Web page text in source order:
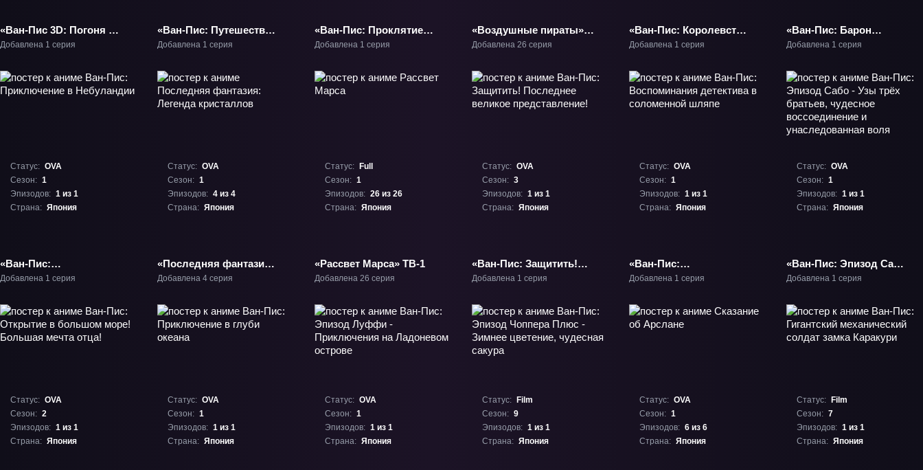
«Ван-Пис 3D: Погоня за
соломенной шляпой»
Добавлена 1 серия
«Ван-Пис: Путешествие
в один конец» Фильм-4
Добавлена 1 серия
«Ван-Пис: Проклятие
Святого Меча»
Добавлена 1 серия
«Воздушные пираты»
ТВ-1
Добавлена 26 серия
«Ван-Пис: Королевство
Чоппера на Острове
Животных» Фильм-3
Добавлена 1 серия
«Ван-Пис: Барон
Омацури и Секретный
Добавлена 1 серия
Статус: OVA
Сезон: 1
Эпизодов: 1 из 1
Страна: Япония
«Ван-Пис:
Приключение в
Добавлена 1 серия
Статус: OVA
Сезон: 1
Эпизодов: 4 из 4
Страна: Япония
«Последняя фантазия:
Легенда кристаллов»
Добавлена 4 серия
Статус:
Full
Сезон: 1
Эпизодов: 26 из 26
Страна: Япония
«Рассвет Марса» ТВ-1
Добавлена 26 серия
Статус: OVA
Сезон: 3
Эпизодов: 1 из 1
Страна: Япония
«Ван-Пис: Защитить!
Последнее великое
Добавлена 1 серия
Статус: OVA
Сезон: 1
Эпизодов: 1 из 1
Страна: Япония
«Ван-Пис:
Воспоминания
соломенной шляпе»
ОВА-1
Добавлена 1 серия
Статус: OVA
Сезон: 1
Эпизодов: 1 из 1
Страна: Япония
«Ван-Пис: Эпизод Сабо
- Узы трёх братьев,
воссоединение и
унаследованная воля»
ОВА-1
Добавлена 1 серия
Статус: OVA
Сезон: 2
Эпизодов: 1 из 1
Страна: Япония
Статус: OVA
Сезон: 1
Эпизодов: 1 из 1
Страна: Япония
Статус: OVA
Сезон: 1
Эпизодов: 1 из 1
Страна: Япония
Статус:
Film
Сезон: 9
Эпизодов: 1 из 1
Страна: Япония
Статус: OVA
Сезон: 1
Эпизодов: 6 из 6
Страна: Япония
Статус:
Film
Сезон: 7
Эпизодов: 1 из 1
Страна: Япония